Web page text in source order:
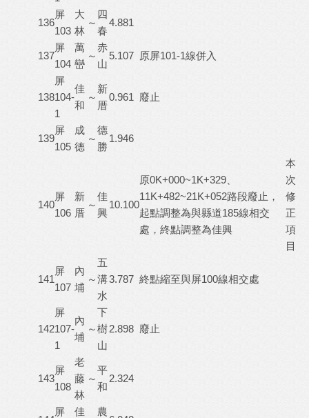
136
屏
103
大
林
～
四
春
4.881
137
屏
104
萬
巒
～
赤
山
5.107 原屏101-1線併入
138
屏
104-
1
佳
和
～
新
厝
0.961 廢止
139
屏
105
成
德
～
德
勝
1.946
140
屏
106
新
厝
～
佳
興
10.100
原0K+000~1K+329、
11K+482~21K+052路段廢止，
起點調整為與縣道185線相交
處，終點調整為佳興
本
次
修
正
項
目
141
屏
107
內
埔
～
五
溝
水
3.787 終點縮至與屏100線相交處
142
屏
107-
1
內
埔
～
下
樹
山
2.898 廢止
143
屏
108
老
藤
林
～
平
和
2.324
屏 佳 農